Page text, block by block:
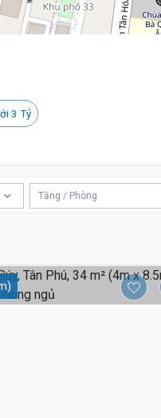
3.75 Tỷ
3 Tỷ
Tầng / Phòng